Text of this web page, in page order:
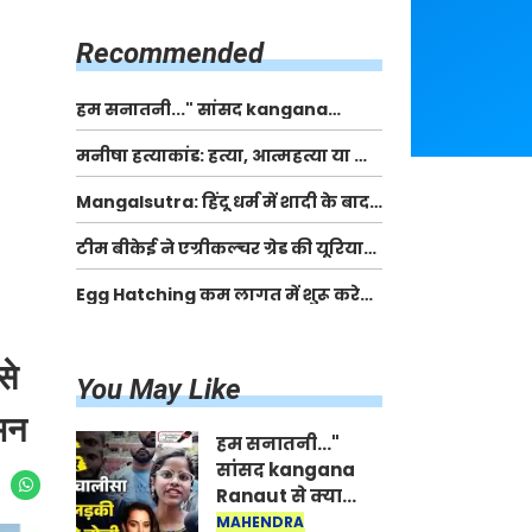
Recommended
हम सनातनी..." सांसद kangana
Ranaut से क्या बोली लड़की? Viral
Jantar-Mantar | CJP protest
मनीषा हत्याकांड: हत्या, आत्महत्या या कोई बड़ा राज?
| Full Story | Josh Haryana
Mangalsutra: हिंदू धर्म में शादी के बाद
मंगलसूत्र क्यों पहनती है महिलाएं, किसने
शुरु की ये परंपरा
टीम बीकेई ने एग्रीकल्चर ग्रेड की यूरिया
खाद गट्टों में बदलकर टेक्निकल ग्रेड में
बेचने वालों पर करवाई कार्रवाई:
Egg Hatching कम लागत में शुरू करे
You May Like
हम सनातनी..."
सांसद kangana
Ranaut से क्या
बोली लड़की? Viral
MAHENDRA